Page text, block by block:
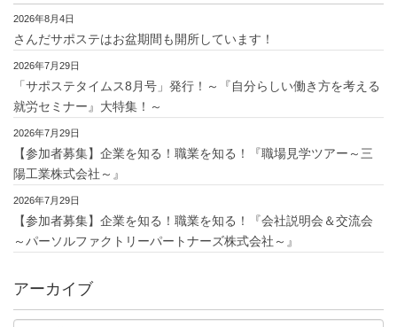
2026年8月4日
さんだサポステはお盆期間も開所しています！
2026年7月29日
「サポステタイムス8月号」発行！～『自分らしい働き方を考える
就労セミナー』大特集！～
2026年7月29日
【参加者募集】企業を知る！職業を知る！『職場見学ツアー～三
陽工業株式会社～』
2026年7月29日
【参加者募集】企業を知る！職業を知る！『会社説明会＆交流会
～パーソルファクトリーパートナーズ株式会社～』
アーカイブ